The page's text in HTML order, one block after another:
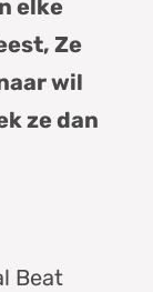
elke
Ze
wil
ze dan
Beat